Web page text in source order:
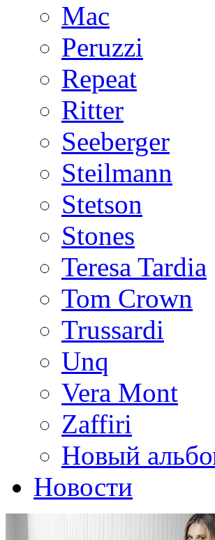
Mac
Peruzzi
Repeat
Ritter
Seeberger
Steilmann
Stetson
Stones
Teresa Tardia
Tom Crown
Trussardi
Unq
Vera Mont
Zaffiri
Новый
Новости